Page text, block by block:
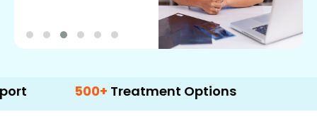
500+ Treatment Options